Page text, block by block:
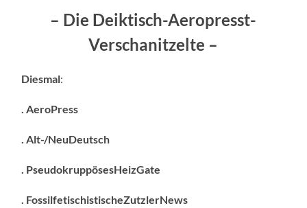
– Die Deiktisch-Aeropresst-
Verschanitzelte –
Diesmal:
. AeroPress
. Alt-/NeuDeutsch
. PseudokruppösesHeizGate
. FossilfetischistischeZutzlerNews